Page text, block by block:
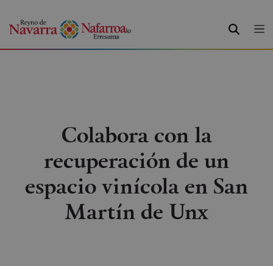
BUSCAR
Colabora con la
recuperación de un
espacio vinícola en San
Martín de Unx